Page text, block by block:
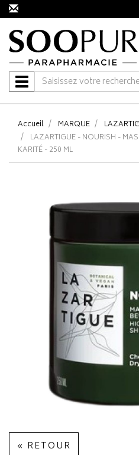
Navigation
Accueil MARQUE
LAZARTIGUE - NOURISH -
KARITÉ - 250 ML
« RETOUR